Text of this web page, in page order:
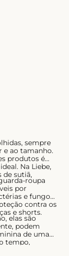
sempre
e ao tamanho.
produtos é
Na Liebe,
de sutiã,
roupa
por
e fungos,
contra os
e shorts.
elas são
podem
de uma
tempo,